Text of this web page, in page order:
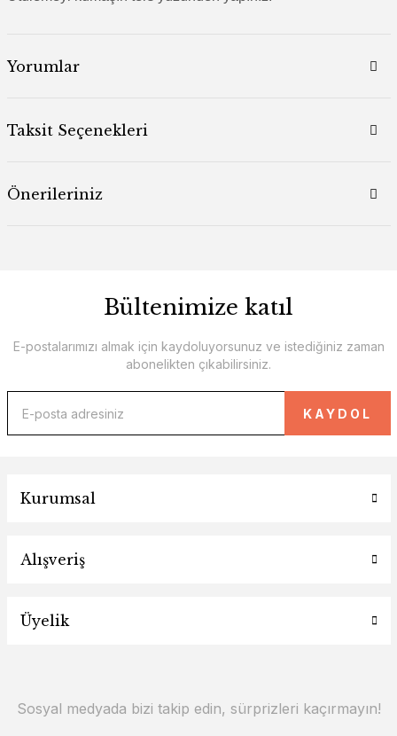
Yorumlar
Taksit Seçenekleri
Önerileriniz
Bültenimize katıl
E-postalarımızı almak için kaydoluyorsunuz ve istediğiniz zaman
abonelikten çıkabilirsiniz.
KAYDOL
Kurumsal
Alışveriş
Üyelik
Sosyal medyada bizi takip edin, sürprizleri kaçırmayın!